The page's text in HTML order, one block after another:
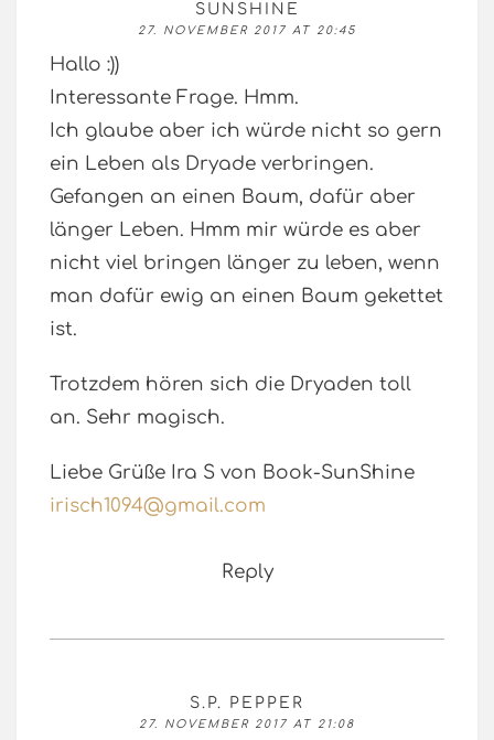
SUNSHINE
27. NOVEMBER 2017 AT 20:45
Hallo :))
Interessante Frage. Hmm.
Ich glaube aber ich würde nicht so gern
ein Leben als Dryade verbringen.
Gefangen an einen Baum, dafür aber
länger Leben. Hmm mir würde es aber
nicht viel bringen länger zu leben, wenn
man dafür ewig an einen Baum gekettet
ist.
Trotzdem hören sich die Dryaden toll
an. Sehr magisch.
Liebe Grüße Ira S von Book-SunShine
irisch1094@gmail.com
Reply
S.P. PEPPER
27. NOVEMBER 2017 AT 21:08